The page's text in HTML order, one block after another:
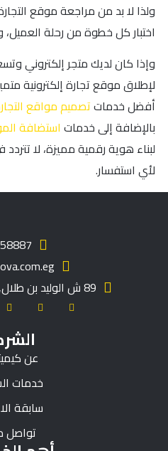
ولذا لا بد من مراجعة موقع
اختبار كل خطوة من رحلة العميل،
وإذا كان لديك متجر إلكتروني
لإطلاق موقع تجارة إلكترونية
أفضل خدماتتصميم مواقع
بالإضافة إلى خدمات استضافة
لبناء هوية رقمية مميزة، لا
لأي استفسار.
89 ش الوليد بن طلال, الأحياء, الغردقة, مصر
عن
خدمات
سابقة
تواصل